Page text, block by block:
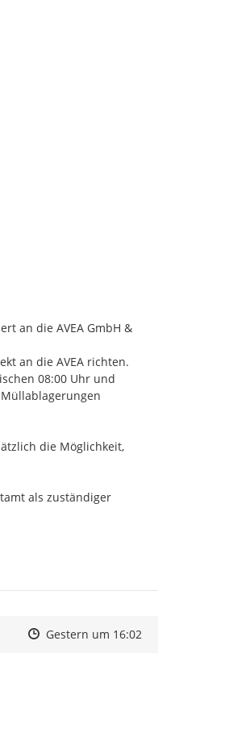
an die AVEA GmbH &
an die AVEA richten.
08:00 Uhr und
die Möglichkeit,
als zuständiger
Zeitpunkt des Erstellens
Zeitpunkt des Erstellens
Gestern um 16:02Zur Äußerung